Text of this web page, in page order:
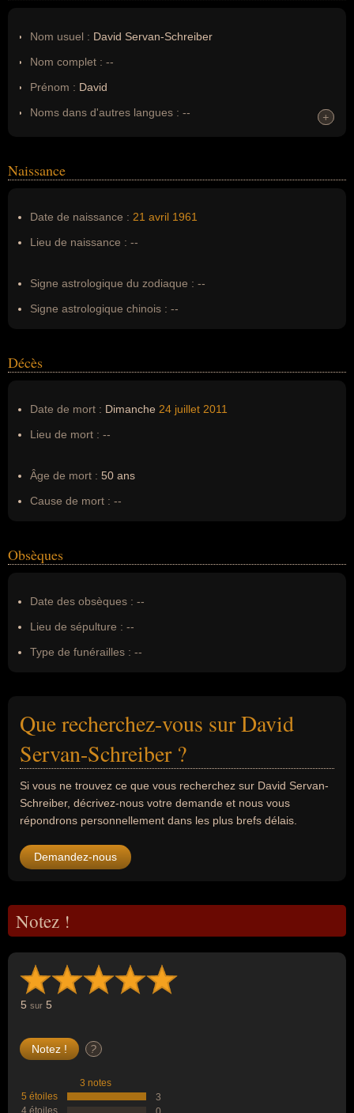
Nom usuel : David Servan-Schreiber
Nom complet : --
Prénom : David
Noms dans d'autres langues : --
Nom de famille :Servan-Schreiber
+
+
Naissance
Date de naissance : 21 avril 1961
Lieu de naissance : --
Signe astrologique du zodiaque : --
Signe astrologique chinois : --
Décès
Date de mort : Dimanche 24 juillet 2011
Lieu de mort : --
Âge de mort : 50 ans
Cause de mort : --
Obsèques
Date des obsèques : --
Lieu de sépulture : --
Type de funérailles : --
Que recherchez-vous sur David
Servan-Schreiber ?
Si vous ne trouvez ce que vous recherchez sur David Servan-
Schreiber, décrivez-nous votre demande et nous vous
répondrons personnellement dans les plus brefs délais.
Demandez-nous
Notez !
5 sur 5
?
3 notes
5 étoiles
3
4 étoiles